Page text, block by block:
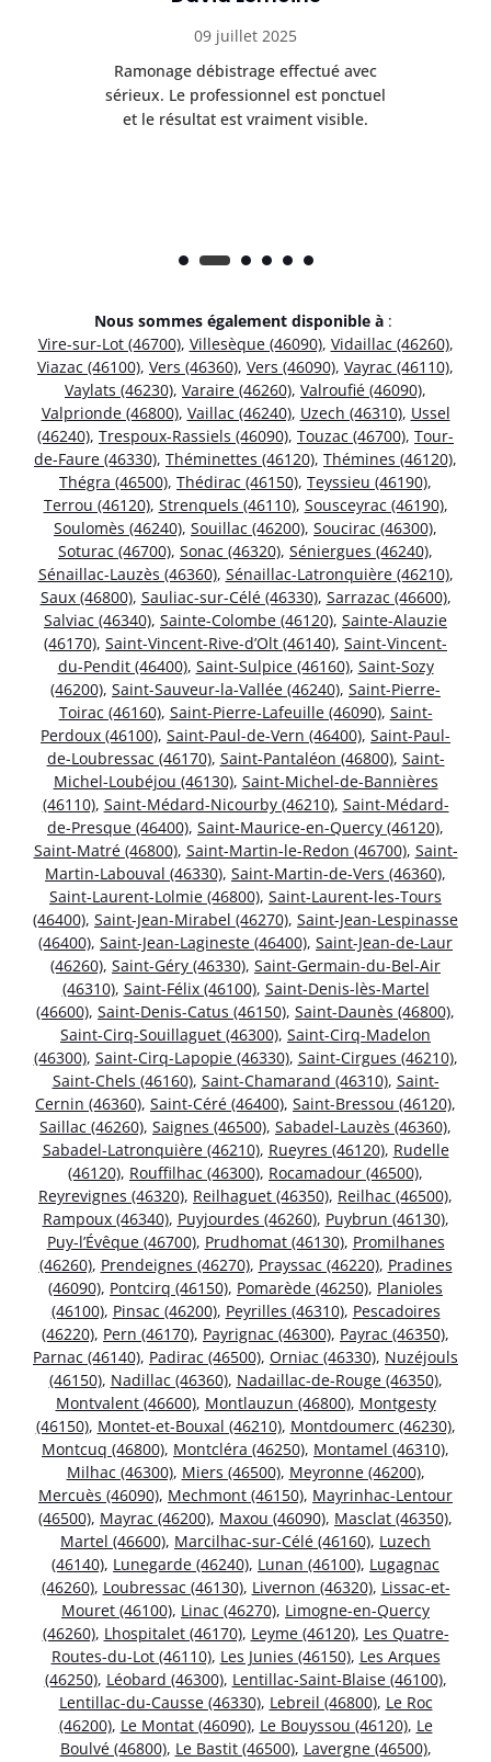
09 juillet 2025
Ramonage débistrage effectué avec
sérieux. Le professionnel est ponctuel
et le résultat est vraiment visible.
Nous sommes également disponible à :
Vire-sur-Lot (46700), Villesèque (46090), Vidaillac (46260),
Viazac (46100), Vers (46360), Vers (46090), Vayrac (46110),
Vaylats (46230), Varaire (46260), Valroufié (46090),
Valprionde (46800), Vaillac (46240), Uzech (46310), Ussel
(46240), Trespoux-Rassiels (46090), Touzac (46700), Tour-
de-Faure (46330), Théminettes (46120), Thémines (46120),
Thégra (46500), Thédirac (46150), Teyssieu (46190),
Terrou (46120), Strenquels (46110), Sousceyrac (46190),
Soulomès (46240), Souillac (46200), Soucirac (46300),
Soturac (46700), Sonac (46320), Séniergues (46240),
Sénaillac-Lauzès (46360), Sénaillac-Latronquière (46210),
Saux (46800), Sauliac-sur-Célé (46330), Sarrazac (46600),
Salviac (46340), Sainte-Colombe (46120), Sainte-Alauzie
(46170), Saint-Vincent-Rive-d’Olt (46140), Saint-Vincent-
du-Pendit (46400), Saint-Sulpice (46160), Saint-Sozy
(46200), Saint-Sauveur-la-Vallée (46240), Saint-Pierre-
Toirac (46160), Saint-Pierre-Lafeuille (46090), Saint-
Perdoux (46100), Saint-Paul-de-Vern (46400), Saint-Paul-
de-Loubressac (46170), Saint-Pantaléon (46800), Saint-
Michel-Loubéjou (46130), Saint-Michel-de-Bannières
(46110), Saint-Médard-Nicourby (46210), Saint-Médard-
de-Presque (46400), Saint-Maurice-en-Quercy (46120),
Saint-Matré (46800), Saint-Martin-le-Redon (46700), Saint-
Martin-Labouval (46330), Saint-Martin-de-Vers (46360),
Saint-Laurent-Lolmie (46800), Saint-Laurent-les-Tours
(46400), Saint-Jean-Mirabel (46270), Saint-Jean-Lespinasse
(46400), Saint-Jean-Lagineste (46400), Saint-Jean-de-Laur
(46260), Saint-Géry (46330), Saint-Germain-du-Bel-Air
(46310), Saint-Félix (46100), Saint-Denis-lès-Martel
(46600), Saint-Denis-Catus (46150), Saint-Daunès (46800),
Saint-Cirq-Souillaguet (46300), Saint-Cirq-Madelon
(46300), Saint-Cirq-Lapopie (46330), Saint-Cirgues (46210),
Saint-Chels (46160), Saint-Chamarand (46310), Saint-
Cernin (46360), Saint-Céré (46400), Saint-Bressou (46120),
Saillac (46260), Saignes (46500), Sabadel-Lauzès (46360),
Sabadel-Latronquière (46210), Rueyres (46120), Rudelle
(46120), Rouffilhac (46300), Rocamadour (46500),
Reyrevignes (46320), Reilhaguet (46350), Reilhac (46500),
Rampoux (46340), Puyjourdes (46260), Puybrun (46130),
Puy-l’Évêque (46700), Prudhomat (46130), Promilhanes
(46260), Prendeignes (46270), Prayssac (46220), Pradines
(46090), Pontcirq (46150), Pomarède (46250), Planioles
(46100), Pinsac (46200), Peyrilles (46310), Pescadoires
(46220), Pern (46170), Payrignac (46300), Payrac (46350),
Parnac (46140), Padirac (46500), Orniac (46330), Nuzéjouls
(46150), Nadillac (46360), Nadaillac-de-Rouge (46350),
Montvalent (46600), Montlauzun (46800), Montgesty
(46150), Montet-et-Bouxal (46210), Montdoumerc (46230),
Montcuq (46800), Montcléra (46250), Montamel (46310),
Milhac (46300), Miers (46500), Meyronne (46200),
Mercuès (46090), Mechmont (46150), Mayrinhac-Lentour
(46500), Mayrac (46200), Maxou (46090), Masclat (46350),
Martel (46600), Marcilhac-sur-Célé (46160), Luzech
(46140), Lunegarde (46240), Lunan (46100), Lugagnac
(46260), Loubressac (46130), Livernon (46320), Lissac-et-
Mouret (46100), Linac (46270), Limogne-en-Quercy
(46260), Lhospitalet (46170), Leyme (46120), Les Quatre-
Routes-du-Lot (46110), Les Junies (46150), Les Arques
(46250), Léobard (46300), Lentillac-Saint-Blaise (46100),
Lentillac-du-Causse (46330), Lebreil (46800), Le Roc
(46200), Le Montat (46090), Le Bouyssou (46120), Le
Boulvé (46800), Le Bastit (46500), Lavergne (46500),